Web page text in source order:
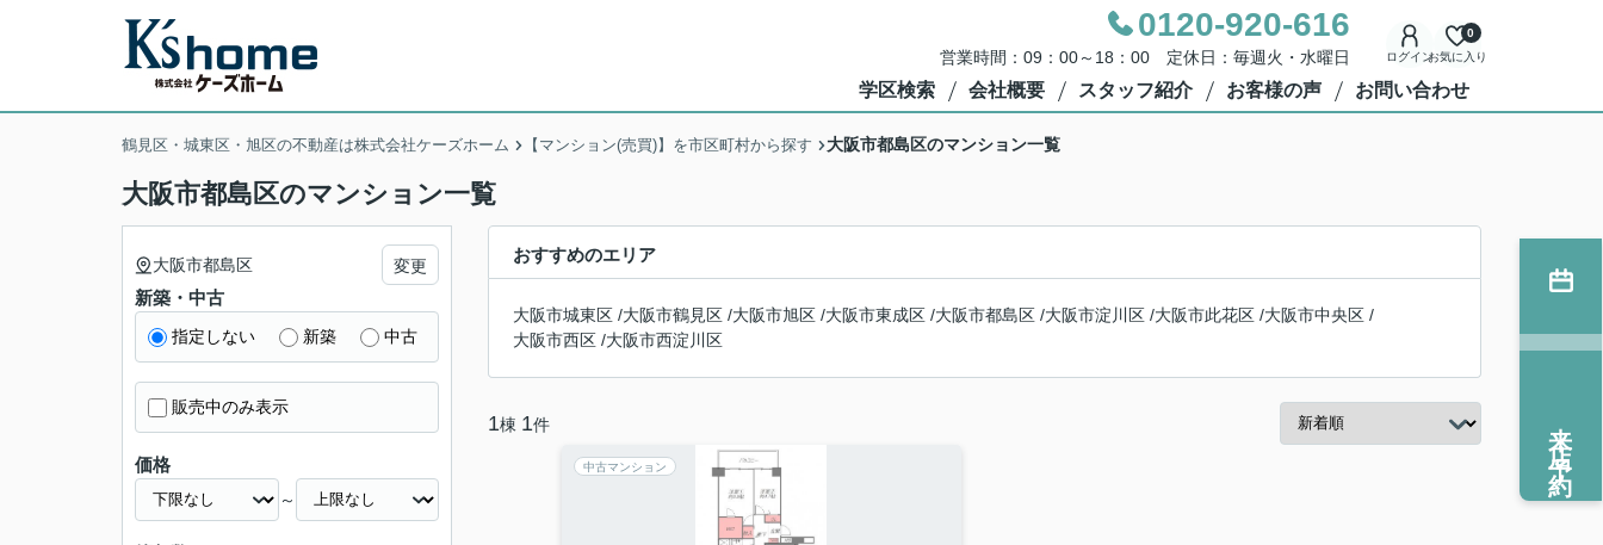
0120-920-616
営業時間：09：00～18：00 定休日：毎週火・水曜日 ログインお気に入り
0
学区検索 会社概要 スタッフ紹介 お客様の声 お問い合わせ
鶴見区・城東区・旭区の不動産は株式会社ケーズホーム 【マンション(売買)】を市区町村から探す 大阪市都島区のマンション一覧
大阪市都島区のマンション一覧
おすすめのエリア
大阪市城東区 /大阪市鶴見区 /大阪市旭区 /大阪市東成区 /大阪市都島区 /大阪市淀川区 /大阪市此花区 /大阪市中央区 /
大阪市西区 /大阪市西淀川区
1棟 1件
中古マンション
大阪市都島区 変更
新築・中古
指定しない 新築 中古
販売中のみ表示
価格
～
来店予約